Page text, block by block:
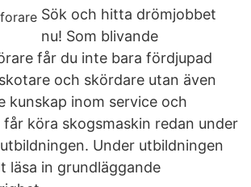
Sök och hitta drömjobbet
nu! Som blivande
får du inte bara fördjupad
och skördare utan även
kunskap inom service och
köra skogsmaskin redan under
Under utbildningen
läsa in grundläggande